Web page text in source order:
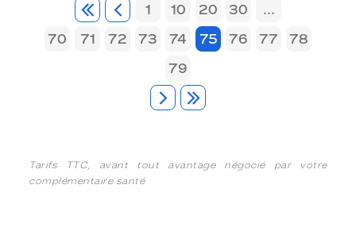
1 10 20 30
...
70
71 72 73 74 75 76 77
78
79
Tarifs TTC, avant tout avantage négocié par votre
complémentaire santé